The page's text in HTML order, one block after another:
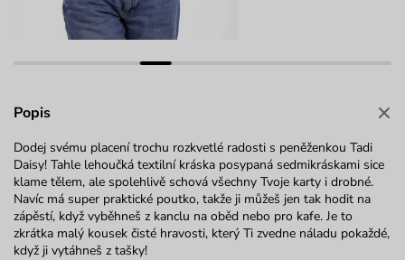
Popis
Dodej svému placení trochu rozkvetlé radosti s peněženkou Tadi
Daisy! Tahle lehoučká textilní kráska posypaná sedmikráskami sice
klame tělem, ale spolehlivě schová všechny Tvoje karty i drobné.
Navíc má super praktické poutko, takže ji můžeš jen tak hodit na
zápěstí, když vyběhneš z kanclu na oběd nebo pro kafe. Je to
zkrátka malý kousek čisté hravosti, který Ti zvedne náladu pokaždé,
když ji vytáhneš z tašky!